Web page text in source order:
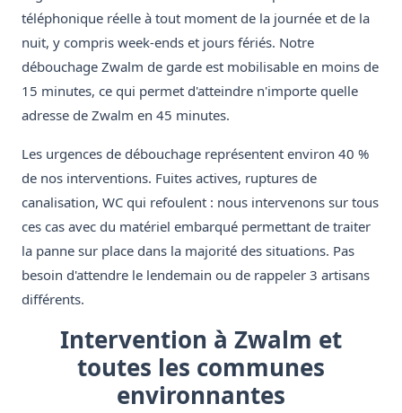
téléphonique réelle à tout moment de la journée et de la
nuit, y compris week-ends et jours fériés. Notre
débouchage Zwalm de garde est mobilisable en moins de
15 minutes, ce qui permet d'atteindre n'importe quelle
adresse de Zwalm en 45 minutes.
Les urgences de débouchage représentent environ 40 %
de nos interventions. Fuites actives, ruptures de
canalisation, WC qui refoulent : nous intervenons sur tous
ces cas avec du matériel embarqué permettant de traiter
la panne sur place dans la majorité des situations. Pas
besoin d'attendre le lendemain ou de rappeler 3 artisans
différents.
Intervention à Zwalm et
toutes les communes
environnantes